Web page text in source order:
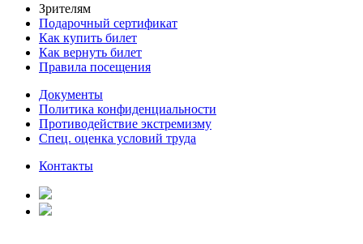
Зрителям
Подарочный сертификат
Как купить билет
Как вернуть билет
Правила посещения
Документы
Политика конфиденциальности
Противодействие экстремизму
Спец. оценка условий труда
Контакты